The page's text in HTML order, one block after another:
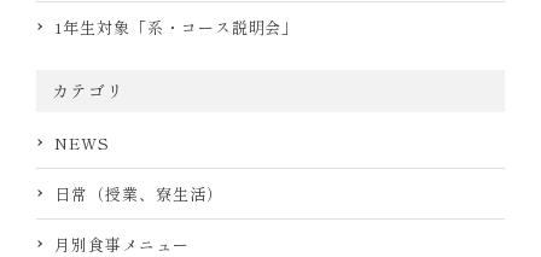
1年生対象「系・コース説明会」
カテゴリ
NEWS
日常（授業、寮生活）
月別食事メニュー